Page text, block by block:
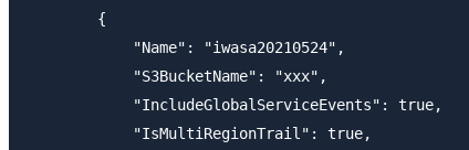
        {
            "Name": "iwasa20210524",
            "S3BucketName": "xxx",
            "IncludeGlobalServiceEvents": true,
            "IsMultiRegionTrail": true,